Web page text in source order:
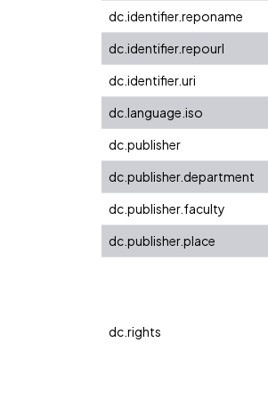
dc.identifier.reponame
dc.identifier.repourl
dc.identifier.uri
dc.language.iso
dc.publisher
dc.publisher.department
dc.publisher.faculty
dc.publisher.place
dc.rights